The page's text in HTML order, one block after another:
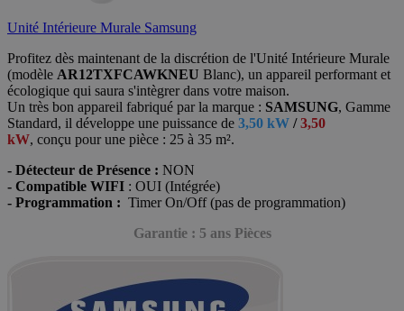
Unité Intérieure Murale Samsung
Profitez dès maintenant de la discrétion de l'Unité Intérieure Murale
(modèle AR12TXFCAWKNEU Blanc), un appareil performant et
écologique qui saura s'intègrer dans votre maison.
Un très bon appareil fabriqué par la marque : SAMSUNG, Gamme
Standard, il développe une puissance de 3,50 kW /3,50
kW, conçu pour une pièce : 25 à 35 m².
- Détecteur de Présence : NON
- Compatible WIFI : OUI (Intégrée)
- Programmation : Timer On/Off (pas de programmation)
Garantie : 5 ans Pièces